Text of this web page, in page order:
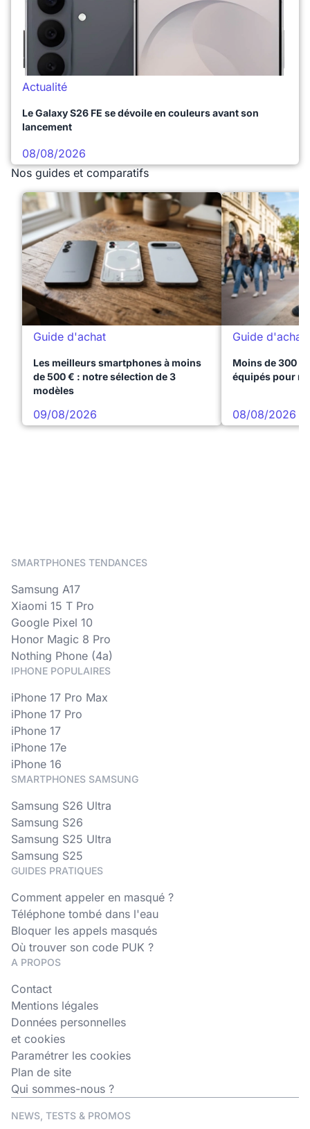
Actualité
Le Galaxy S26 FE se dévoile en couleurs avant son
lancement
08/08/2026
Nos guides et comparatifs
Guide d'achat
Les meilleurs smartphones à moins
de 500 € : notre sélection de 3
modèles
09/08/2026
Guide d'achat
Moins de 300 €
équipés pour
08/08/2026
SMARTPHONES TENDANCES
Samsung A17
Xiaomi 15 T Pro
Google Pixel 10
Honor Magic 8 Pro
Nothing Phone (4a)
IPHONE POPULAIRES
iPhone 17 Pro Max
iPhone 17 Pro
iPhone 17
iPhone 17e
iPhone 16
SMARTPHONES SAMSUNG
Samsung S26 Ultra
Samsung S26
Samsung S25 Ultra
Samsung S25
GUIDES PRATIQUES
Comment appeler en masqué ?
Téléphone tombé dans l'eau
Bloquer les appels masqués
Où trouver son code PUK ?
A PROPOS
Contact
Mentions légales
Données personnelles
et cookies
Paramétrer les cookies
Plan de site
Qui sommes-nous ?
NEWS, TESTS & PROMOS